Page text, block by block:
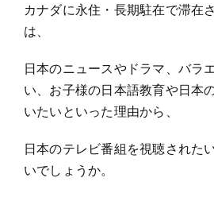
カナダに永住・長期駐在で滞在
は、
日本のニュースやドラマ、バラ
い、お子様の日本語教育や日本
いたいといった理由から、
日本のテレビ番組を視聴された
いでしょうか。